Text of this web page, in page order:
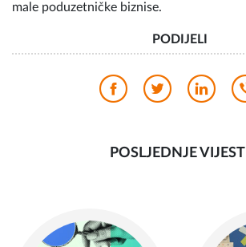
male poduzetničke biznise.
PODIJELI
POSLJEDNJE VIJESTI